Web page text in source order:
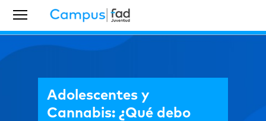
Adolescentes y
Cannabis: ¿Qué debo